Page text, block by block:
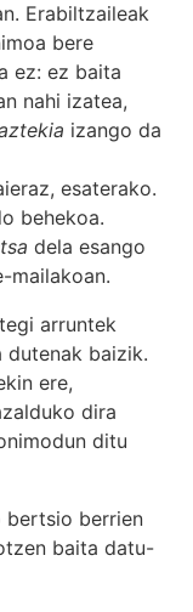
Erabiltzaileak
bere
ez: ez baita
nahi izatea,
izango da
esaterako.
behekoa.
dela esango
mailakoan.
arruntek
dutenak baizik.
ere,
dira
ditu
bertsio berrien
baita datu-